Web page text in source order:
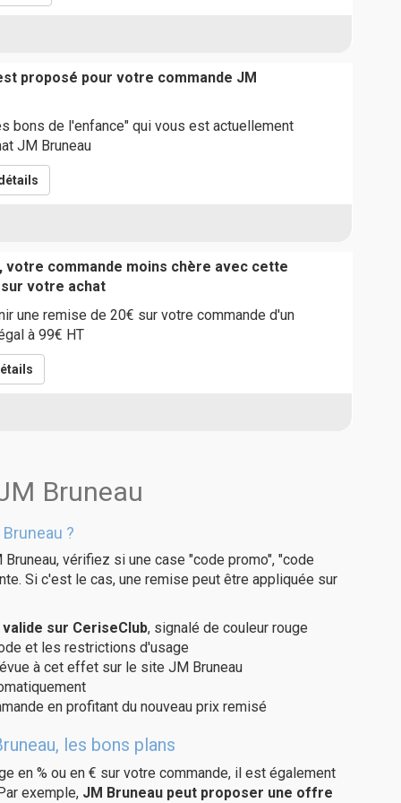
proposé pour votre commande JM
bons de l'enfance" qui vous est actuellement
JM Bruneau
votre commande moins chère avec cette
votre achat
une remise de 20€ sur votre commande d'un
à 99€ HT
Bruneau
?
vérifiez si une case "code promo", "code
Si c'est le cas, une remise peut être appliquée sur
sur CeriseClub, signalé de couleur rouge
et les restrictions d'usage
à cet effet sur le site JM Bruneau
en profitant du nouveau prix remisé
les bons plans
en % ou en € sur votre commande, il est également
exemple, JM Bruneau peut proposer une offre